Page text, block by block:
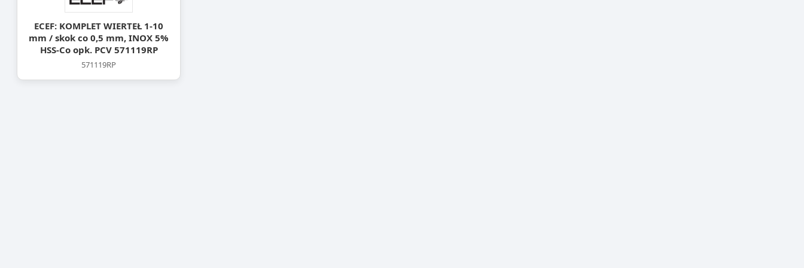
ECEF: KOMPLET WIERTEŁ 1-10
mm / skok co 0,5 mm, INOX 5%
HSS-Co opk. PCV 571119RP
571119RP